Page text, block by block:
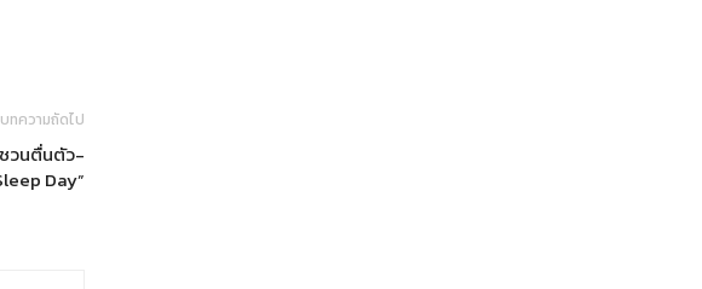
บทความถัดไป
วนตื่นตัว-
Day”